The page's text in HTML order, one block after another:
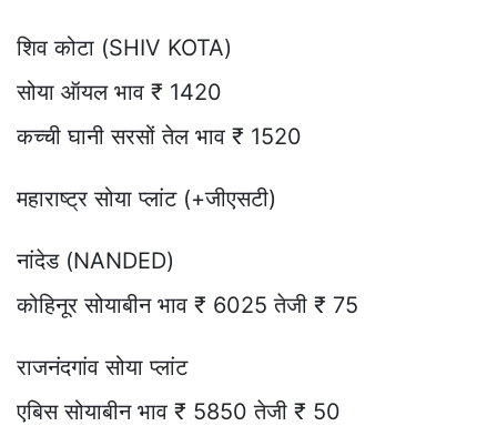
शिव कोटा (SHIV KOTA)
सोया ऑयल भाव ₹ 1420
कच्ची घानी सरसों तेल भाव ₹ 1520
महाराष्ट्र सोया प्लांट (+जीएसटी)
नांदेड (NANDED)
कोहिनूर सोयाबीन भाव ₹ 6025 तेजी ₹ 75
राजनंदगांव सोया प्लांट
एबिस सोयाबीन भाव ₹ 5850 तेजी ₹ 50